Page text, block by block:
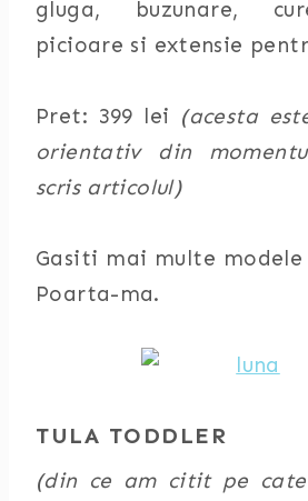
gluga, buzunare,
picioare si extensie
Pret: 399 lei (acesta
orientativ din
scris articolul)
Gasiti mai multe modele
Poarta-ma.
TULA TODDLER
(din ce am citit pe